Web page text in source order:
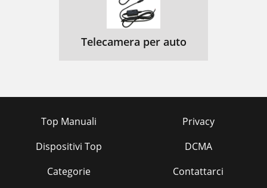
Telecamera per auto
Top Manuali
Dispositivi Top
Categorie
Privacy
DCMA
Contattarci